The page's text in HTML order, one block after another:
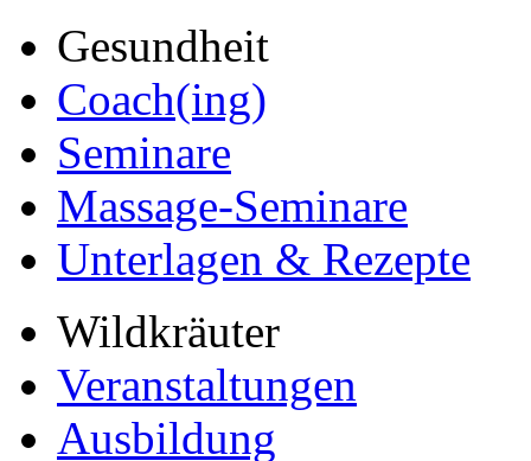
Gesundheit
Coach(ing)
Seminare
Massage-Seminare
Unterlagen & Rezepte
Wildkräuter
Veranstaltungen
Ausbildung